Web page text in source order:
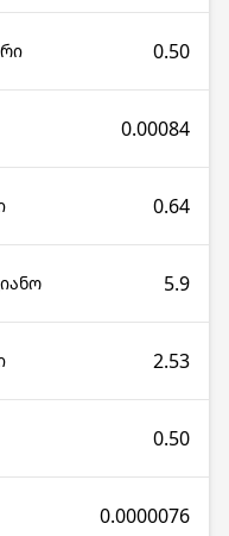
0.50
0.00084
0.64
5.9
2.53
0.50
0.0000076